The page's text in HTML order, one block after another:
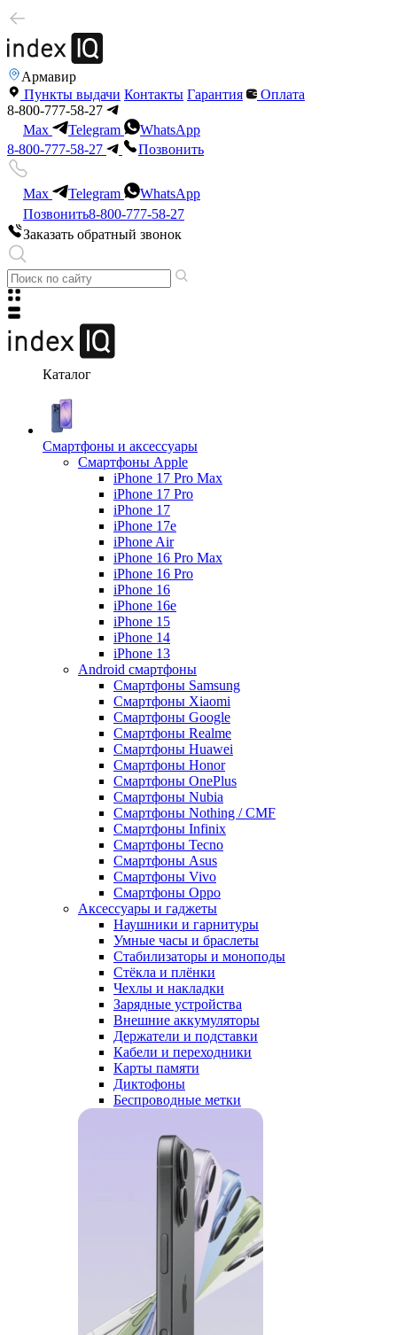
Армавир
Пункты выдачи Контакты Гарантия
Оплата
8-800-777-58-27
Max
Telegram
WhatsApp
8-800-777-58-27
Позвонить
Max Telegram
WhatsApp
Позвонить8-800-777-58-27
Заказать обратный звонок
Каталог
Смартфоны и аксессуары
Смартфоны Apple
iPhone 17 Pro Max
iPhone 17 Pro
iPhone 17
iPhone 17e
iPhone Air
iPhone 16 Pro Max
iPhone 16 Pro
iPhone 16
iPhone 16e
iPhone 15
iPhone 14
iPhone 13
Android cмартфоны
Смартфоны Samsung
Смартфоны Xiaomi
Смартфоны Google
Смартфоны Realme
Смартфоны Huawei
Смартфоны Honor
Смартфоны OnePlus
Смартфоны Nubia
Смартфоны Nothing / CMF
Смартфоны Infinix
Смартфоны Tecno
Смартфоны Asus
Смартфоны Vivo
Смартфоны Oppo
Аксессуары и гаджеты
Наушники и гарнитуры
Умные часы и браслеты
Стабилизаторы и моноподы
Стёкла и плёнки
Чехлы и накладки
Зарядные устройства
Внешние аккумуляторы
Держатели и подставки
Кабели и переходники
Карты памяти
Диктофоны
Беспроводные метки